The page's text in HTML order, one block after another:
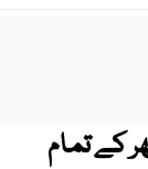
کے تمام